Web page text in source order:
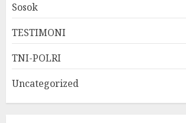
Sosok
TESTIMONI
TNI-POLRI
Uncategorized